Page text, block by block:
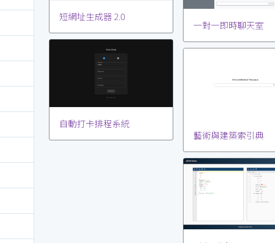
短網址生成器 2.0
自動打卡排程系統
一對一即時聊天室
藝術與建築索引典